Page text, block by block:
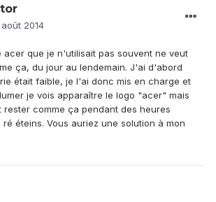
août 2014
acer que je n'utilisait pas souvent ne veut
ça, du jour au lendemain. J'ai d'abord
était faible, je l'ai donc mis en charge et
je vois apparaître le logo "acer" mais
rester comme ça pendant des heures
éteins. Vous auriez une solution à mon